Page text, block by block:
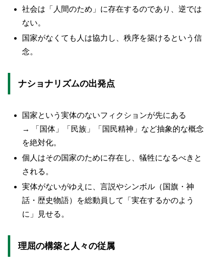
社会は「人間のため」に存在するのであり、逆では
ない。
国家がなくても人は協力し、秩序を築けるという信
念。
ナショナリズムの出発点
国家という実体のないフィクションが先にある
→ 「国体」「民族」「国民精神」など抽象的な概念
を絶対化。
個人はその国家のために存在し、犠牲になるべきと
される。
実体がないがゆえに、言説やシンボル（国旗・神
話・歴史物語）を総動員して「実在するかのよう
に」見せる。
理屈の構築と人々の従属